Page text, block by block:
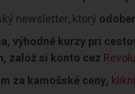
newsletter, ktorý
výhodné kurzy pri
založ si konto cez
za kamošské ceny,